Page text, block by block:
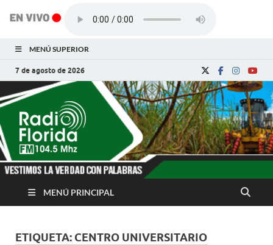
MENÚ SUPERIOR
7 de agosto de 2026
Radio Florida de
Cuba
Noticias y Actualidades de Florida, Camagüey,
MENÚ PRINCIPAL
ETIQUETA: CENTRO UNIVERSITARIO